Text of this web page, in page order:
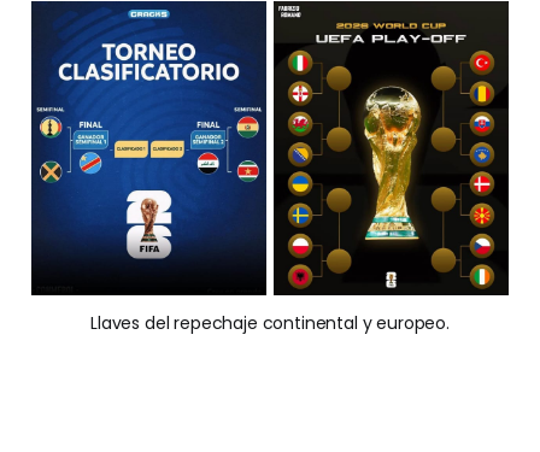
Llaves del repechaje continental y europeo.